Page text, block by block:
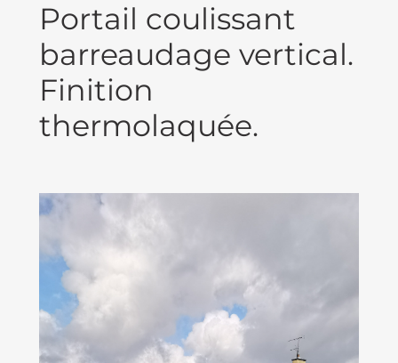
Portail coulissant
barreaudage vertical.
Finition
thermolaquée.